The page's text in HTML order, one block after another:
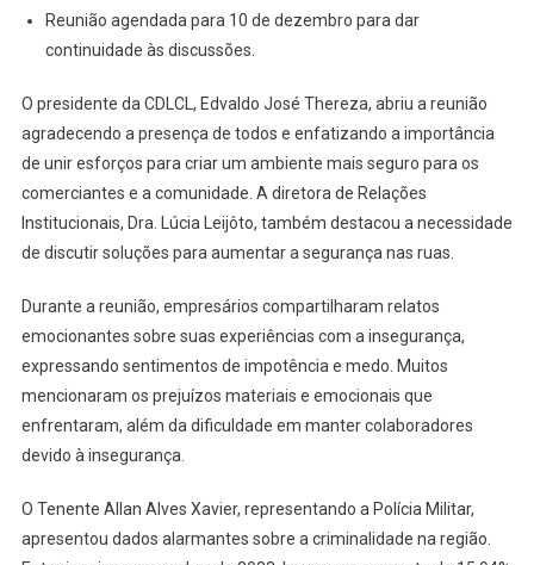
Reunião agendada para 10 de dezembro para dar
continuidade às discussões.
O presidente da CDLCL, Edvaldo José Thereza, abriu a reunião
agradecendo a presença de todos e enfatizando a importância
de unir esforços para criar um ambiente mais seguro para os
comerciantes e a comunidade. A diretora de Relações
Institucionais, Dra. Lúcia Leijôto, também destacou a necessidade
de discutir soluções para aumentar a segurança nas ruas.
Durante a reunião, empresários compartilharam relatos
emocionantes sobre suas experiências com a insegurança,
expressando sentimentos de impotência e medo. Muitos
mencionaram os prejuízos materiais e emocionais que
enfrentaram, além da dificuldade em manter colaboradores
devido à insegurança.
O Tenente Allan Alves Xavier, representando a Polícia Militar,
apresentou dados alarmantes sobre a criminalidade na região.